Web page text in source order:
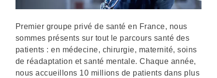
Description
Premier groupe privé de santé en France, nous
sommes présents sur tout le parcours santé des
patients : en médecine, chirurgie, maternité, soins
de réadaptation et santé mentale. Chaque année,
nous accueillons 10 millions de patients dans plus